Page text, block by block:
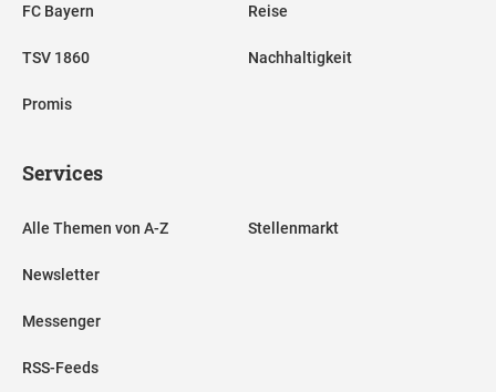
FC Bayern
TSV 1860
Promis
Reise
Nachhaltigkeit
Services
Alle Themen von A-Z
Newsletter
Messenger
RSS-Feeds
Stellenmarkt